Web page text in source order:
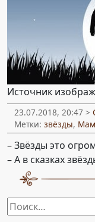
Источник
23.07.2018, 20:47 >
Метки: звёзды,
– Звёзды это
– А в сказках
Найти: